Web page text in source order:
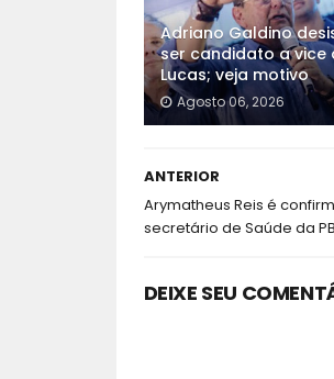
Adriano Galdino
ser candidato a vice
Lucas; veja motivo
Agosto 06, 2026
ANTERIOR
Arymatheus Reis é
secretário de Saúde da PB
DEIXE SEU